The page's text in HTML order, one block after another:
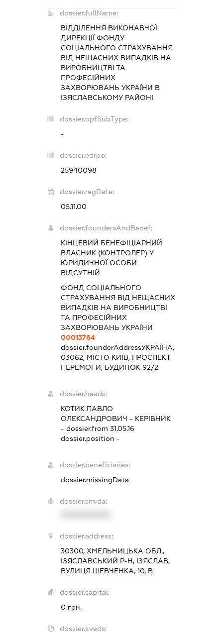
dossier.fullName:
ВІДДІЛЕННЯ ВИКОНАВЧОЇ
ДИРЕКЦІЇ ФОНДУ
СОЦІАЛЬНОГО СТРАХУВАННЯ
ВІД НЕЩАСНИХ ВИПАДКІВ НА
ВИРОБНИЦТВІ ТА
ПРОФЕСІЙНИХ
ЗАХВОРЮВАНЬ УКРАЇНИ В
ІЗЯСЛАВСЬКОМУ РАЙОНІ
dossier.opfSubType:
-
dossier.edrpo:
25940098
dossier.regDate:
05.11.00
dossier.foundersAndBenef:
КІНЦЕВИЙ БЕНЕФІЦІАРНИЙ
ВЛАСНИК (КОНТРОЛЕР) У
ЮРИДИЧНОЇ ОСОБИ
ВІДСУТНІЙ
ФОНД СОЦІАЛЬНОГО
СТРАХУВАННЯ ВІД НЕЩАСНИХ
ВИПАДКІВ НА ВИРОБНИЦТВІ
ТА ПРОФЕСІЙНИХ
ЗАХВОРЮВАНЬ УКРАЇНИ
00013764
dossier.founderAddressУКРАЇНА,
03062, МІСТО КИЇВ, ПРОСПЕКТ
ПЕРЕМОГИ, БУДИНОК 92/2
dossier.heads:
КОТИК ПАВЛО
ОЛЕКСАНДРОВИЧ - КЕРІВНИК
- dossier.from 31.05.16
dossier.position -
dossier.beneficiaries:
dossier.missingData
dossier.smida:
dossier.address:
30300, ХМЕЛЬНИЦЬКА ОБЛ.,
ІЗЯСЛАВСЬКИЙ Р-Н, ІЗЯСЛАВ,
ВУЛИЦЯ ШЕВЧЕНКА, 10, В
dossier.capital:
0 грн.
dossier.kveds: